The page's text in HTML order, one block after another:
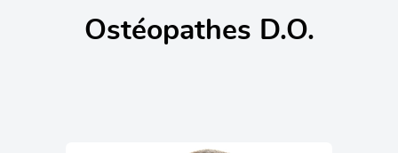
Ostéopathes D.O.